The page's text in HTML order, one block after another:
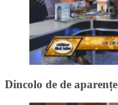
Dincolo de de aparențe